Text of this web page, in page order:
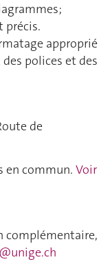
précis.
approprié
polices et des
de
en commun. Voir
complémentaire,